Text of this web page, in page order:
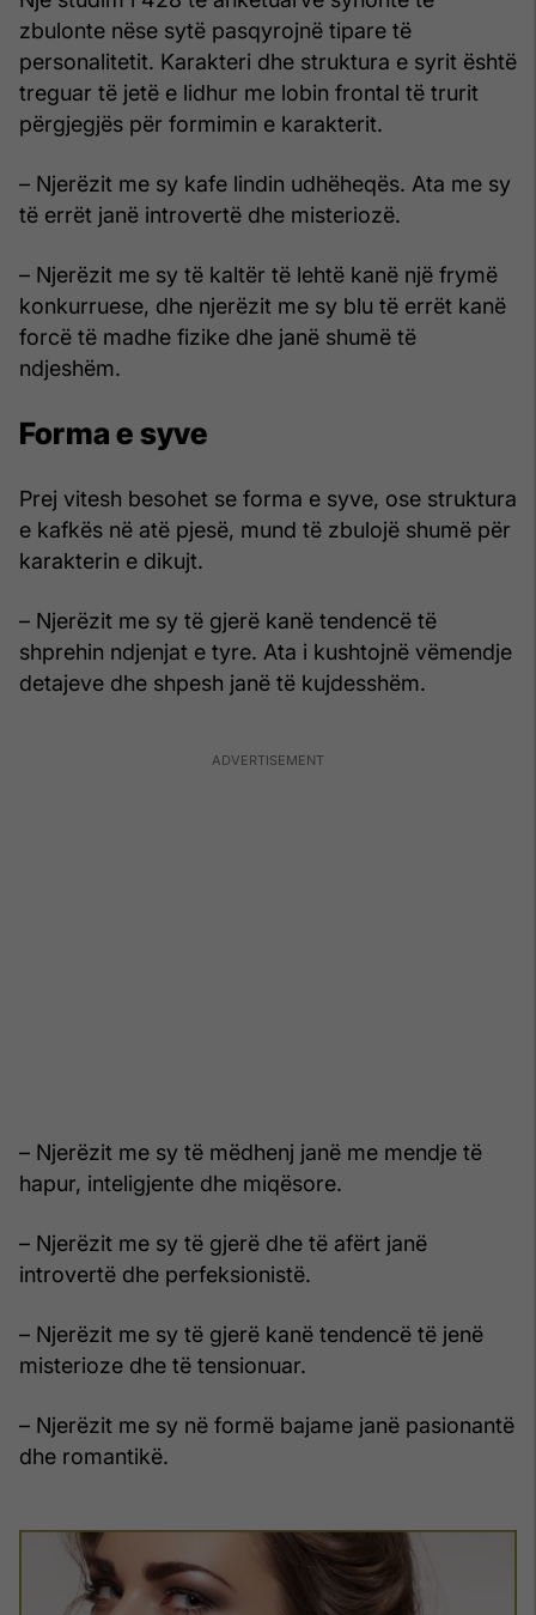
zbulonte nëse sytë pasqyrojnë tipare të
personalitetit. Karakteri dhe struktura e syrit është
treguar të jetë e lidhur me lobin frontal të trurit
përgjegjës për formimin e karakterit.
– Njerëzit me sy kafe lindin udhëheqës. Ata me sy
të errët janë introvertë dhe misteriozë.
– Njerëzit me sy të kaltër të lehtë kanë një frymë
konkurruese, dhe njerëzit me sy blu të errët kanë
forcë të madhe fizike dhe janë shumë të
ndjeshëm.
Forma e syve
Prej vitesh besohet se forma e syve, ose struktura
e kafkës në atë pjesë, mund të zbulojë shumë për
karakterin e dikujt.
– Njerëzit me sy të gjerë kanë tendencë të
shprehin ndjenjat e tyre. Ata i kushtojnë vëmendje
detajeve dhe shpesh janë të kujdesshëm.
– Njerëzit me sy të mëdhenj janë me mendje të
hapur, inteligjente dhe miqësore.
– Njerëzit me sy të gjerë dhe të afërt janë
introvertë dhe perfeksionistë.
– Njerëzit me sy të gjerë kanë tendencë të jenë
misterioze dhe të tensionuar.
– Njerëzit me sy në formë bajame janë pasionantë
dhe romantikë.